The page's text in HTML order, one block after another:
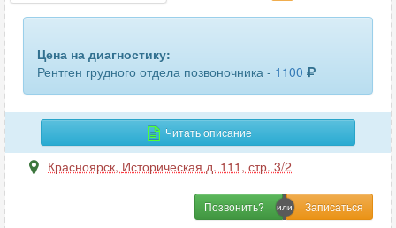
Цена на диагностику:
Рентген грудного отдела позвоночника - 1100
Читать описание
Красноярск, Историческая д. 111, стр. 3/2
Позвонить?